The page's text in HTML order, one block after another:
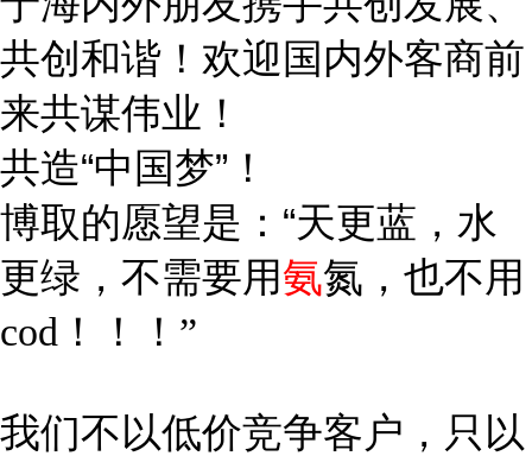
共创和谐！欢迎国内外客商前
来共谋伟业！
共造“中国梦”！
博取的愿望是：“天更蓝，水
更绿，不需要用氨氮，也不用
cod ！！！”
我们不以低价竞争客户，只以